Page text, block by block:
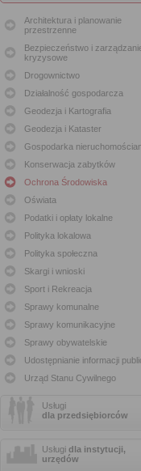
Architektura i planowanie
przestrzenne
Bezpieczeństwo i
kryzysowe
Drogownictwo
Działalność gospodarcza
Geodezja i Kartografia
Geodezja i Kataster
Gospodarka
Konserwacja zabytków
Ochrona Środowiska
Oświata
Podatki i opłaty lokalne
Polityka lokalowa
Polityka społeczna
Skargi i wnioski
Sport i Rekreacja
Sprawy komunalne
Sprawy komunikacyjne
Sprawy obywatelskie
Udostępnianie informacji
Urząd Stanu Cywilnego
Usługi
dla przedsiębiorców
Usługi dla instytucji,
urzędów